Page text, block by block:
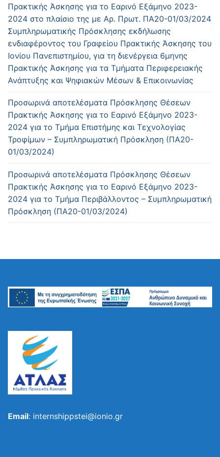
Πρακτικής Άσκησης για το Εαρινό Εξάμηνο 2023-
2024 στο πλαίσιο της με Αρ. Πρωτ. ΠΑ20-01/03/2024
Συμπληρωματικής Πρόσκλησης εκδήλωσης
ενδιαφέροντος του Γραφείου Πρακτικής Άσκησης του
Ιονίου Πανεπιστημίου, για τη διενέργεια 6μηνης
Πρακτικής Άσκησης για τα Τμήματα Περιφερειακής
Ανάπτυξης και Ψηφιακών Μέσων & Επικοινωνίας
Προσωρινά αποτελέσματα Πρόσκλησης Θέσεων
Πρακτικής Άσκησης για το Εαρινό Εξάμηνο 2023-
2024 για το Τμήμα Επιστήμης και Τεχνολογίας
Τροφίμων – Συμπληρωματική Πρόσκληση (ΠΑ20-
01/03/2024)
Προσωρινά αποτελέσματα Πρόσκλησης Θέσεων
Πρακτικής Άσκησης για το Εαρινό Εξάμηνο 2023-
2024 για το Τμήμα Περιβάλλοντος – Συμπληρωματική
Πρόσκληση (ΠΑ20-01/03/2024)
Email: internshippstei@ionio.gr